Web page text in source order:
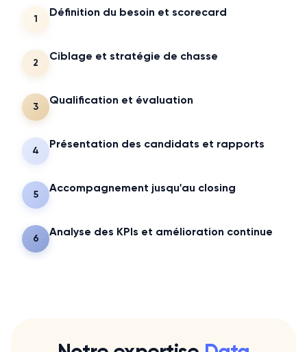
1
Définition du besoin et scorecard
2
Ciblage et stratégie de chasse
3
Qualification et évaluation
4
Présentation des candidats et rapports
5
Accompagnement jusqu'au closing
6
Analyse des KPIs et amélioration continue